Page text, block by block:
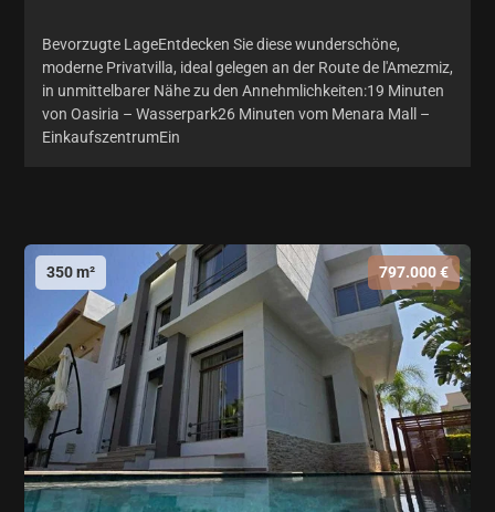
Bevorzugte LageEntdecken Sie diese wunderschöne,
moderne Privatvilla, ideal gelegen an der Route de l'Amezmiz,
in unmittelbarer Nähe zu den Annehmlichkeiten:19 Minuten
von Oasiria – Wasserpark26 Minuten vom Menara Mall –
EinkaufszentrumEin
350 m² 797.000 €